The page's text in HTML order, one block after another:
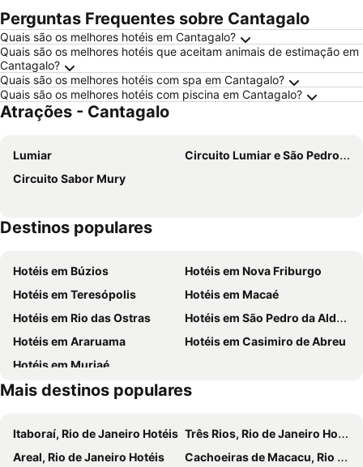
Perguntas Frequentes sobre Cantagalo
Quais são os melhores hotéis em Cantagalo?
Quais são os melhores hotéis que aceitam animais de estimação em
Cantagalo?
Quais são os melhores hotéis com spa em Cantagalo?
Quais são os melhores hotéis com piscina em Cantagalo?
Atrações - Cantagalo
Lumiar
Circuito Lumiar e São Pedro da Serra
Circuito Sabor Mury
Destinos populares
Hotéis em Búzios
Hotéis em Nova Friburgo
Hotéis em Teresópolis
Hotéis em Macaé
Hotéis em Rio das Ostras
Hotéis em São Pedro da Aldeia
Hotéis em Araruama
Hotéis em Casimiro de Abreu
Hotéis em Muriaé
Mais destinos populares
Itaboraí, Rio de Janeiro Hotéis Três Rios, Rio de Janeiro Hotéis
Areal, Rio de Janeiro Hotéis
Cachoeiras de Macacu, Rio de Janeiro Hotéis